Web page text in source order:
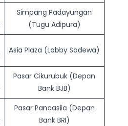
Simpang Padayungan
(Tugu Adipura)
Asia Plaza (Lobby Sadewa)
Pasar Cikurubuk (Depan
Bank BJB)
Pasar Pancasila (Depan
Bank BRI)